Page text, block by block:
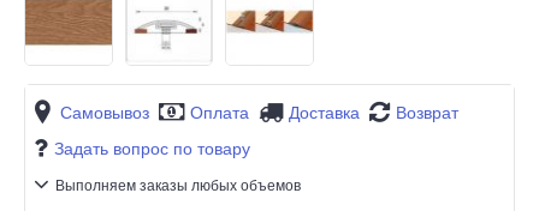
Самовывоз Оплата Доставка
Возврат
Задать вопрос по товару
Выполняем заказы любых объемов